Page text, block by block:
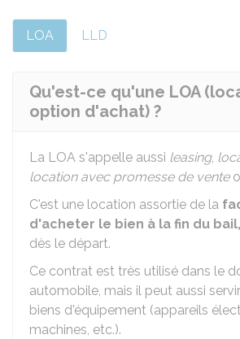
LOA LLD
Qu'est-ce qu'une LOA
option d'achat) ?
La LOA s'appelle aussi leasing,
location avec promesse de vente
C'est une location assortie de la
d'acheter le bien à la fin du bail,
dès le départ.
Ce contrat est très utilisé dans le
automobile, mais il peut aussi
biens d'équipement (appareils
machines, etc.).